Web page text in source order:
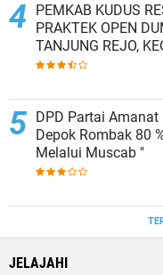
PEMKAB KUDUS RESMI
PRAKTEK OPEN
TANJUNG REJO,
KAB.KUDUS,BERLAKUKAN
DPD Partai Amanat
Depok Rombak 80
Melalui Muscab "
JELAJAHI